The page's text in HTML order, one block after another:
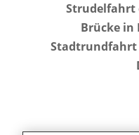
Strudelfahrt
Brücke in
Stadtrundfahrt